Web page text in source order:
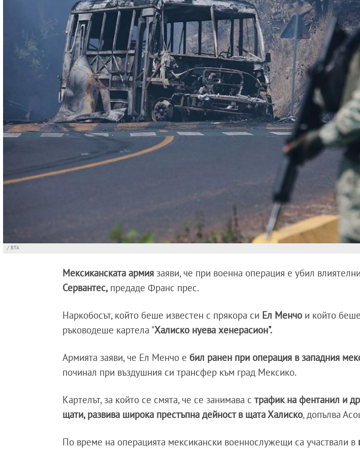
/ БТА
Мексиканската армия заяви, че при военна операция е убил
Сервантес, предаде Франс прес.
Наркобосът, който беше известен с прякора си Ел Менчо и който
ръководеше картела "Халиско нуева хенерасион".
Армията заяви, че Ел Менчо е бил ранен при операция в западния
починал при въздушния си трансфер към град Мексико.
Картелът, за който се смята, че се занимава с трафик на фентанил и
щати, развива широка престъпна дейност в щата Халиско, допълва
По време на операцията мексикански военнослужещи са участвали в